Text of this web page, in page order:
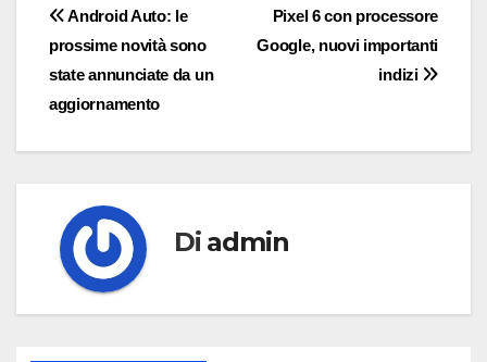
Navigazione
articoli
Pixel 6 con processore
Google, nuovi importanti
indizi
Android Auto: le
prossime novità sono
state annunciate da un
aggiornamento
Di admin